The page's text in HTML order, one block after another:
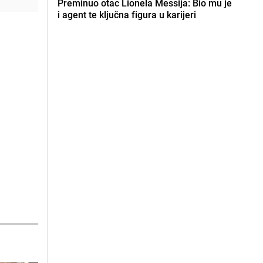
Preminuo otac Lionela Messija: Bio mu je
i agent te ključna figura u karijeri